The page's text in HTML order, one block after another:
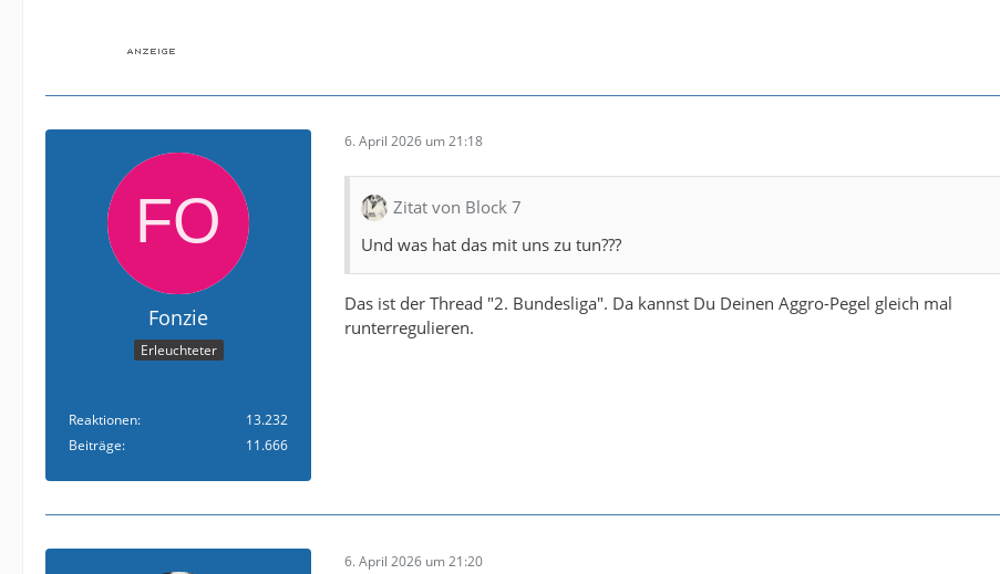
Fonzie
Erleuchteter
Reaktionen
13.232
Beiträge
11.666
6. April 2026 um 21:18
Zitat von Block 7
Und was hat das mit uns zu tun???
Das ist der Thread "2. Bundesliga". Da kannst Du Deinen Aggro-Pegel gleich mal
runterregulieren.
6. April 2026 um 21:20